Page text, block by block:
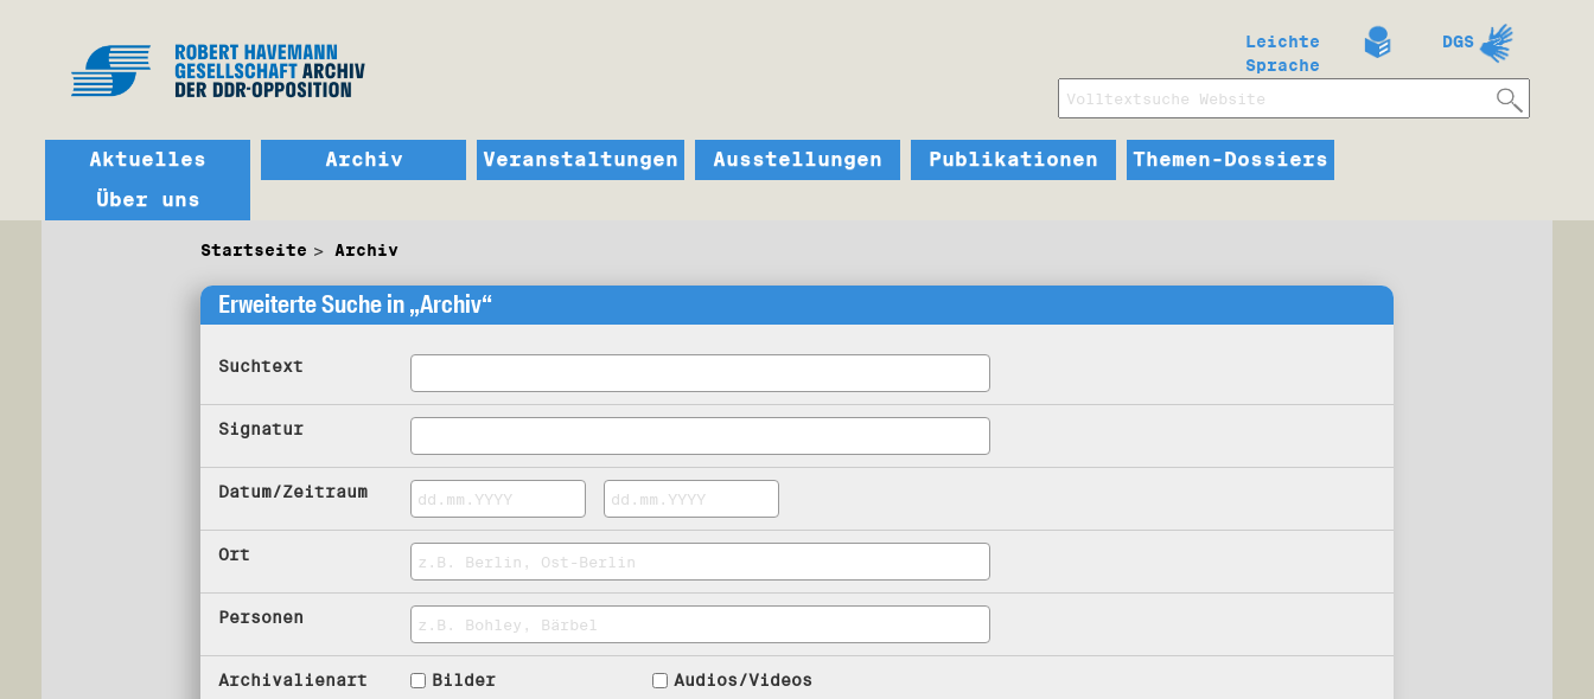
Leichte
Sprache
DGS
Aktuelles Archiv Veranstaltungen Ausstellungen Publikationen
Themen-Dossiers
Über uns
Startseite Archiv
Erweiterte Suche in „Archiv“
Suchtext
Signatur
Datum/Zeitraum
Ort
Personen
Archivalienart
Bilder
Audios/Videos